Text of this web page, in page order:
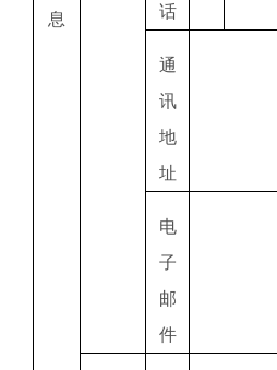
息
话
通
讯
地
址
电
子
邮
件